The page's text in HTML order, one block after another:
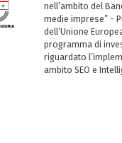
nell’ambito del
medie imprese” -
dell’Unione
programma di
riguardato
ambito SEO e